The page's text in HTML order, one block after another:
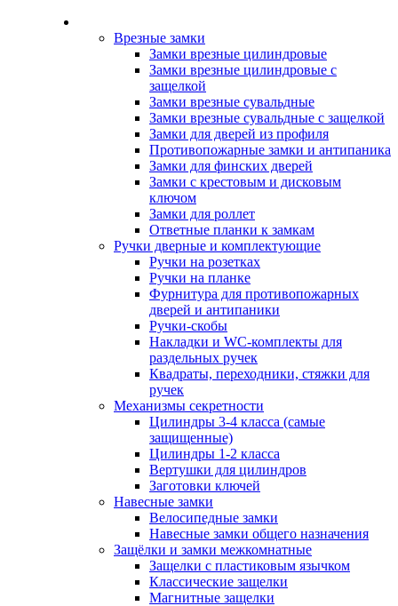
Врезные замки
Замки врезные цилиндровые
Замки врезные цилиндровые с
защелкой
Замки врезные сувальдные
Замки врезные сувальдные с защелкой
Замки для дверей из профиля
Противопожарные замки и антипаника
Замки для финских дверей
Замки с крестовым и дисковым
ключом
Замки для роллет
Ответные планки к замкам
Ручки дверные и комплектующие
Ручки на розетках
Ручки на планке
Фурнитура для противопожарных
дверей и антипаники
Ручки-скобы
Накладки и WC-комплекты для
раздельных ручек
Квадраты, переходники, стяжки для
ручек
Механизмы секретности
Цилиндры 3-4 класса (самые
защищенные)
Цилиндры 1-2 класса
Вертушки для цилиндров
Заготовки ключей
Навесные замки
Велосипедные замки
Навесные замки общего назначения
Защёлки и замки межкомнатные
Защелки с пластиковым язычком
Классические защелки
Магнитные защелки